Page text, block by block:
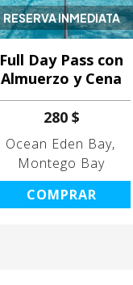
RESERVA INMEDIATA
Full Day Pass con
Almuerzo y Cena
280 $
Ocean Eden Bay
Montego Bay
COMPRAR